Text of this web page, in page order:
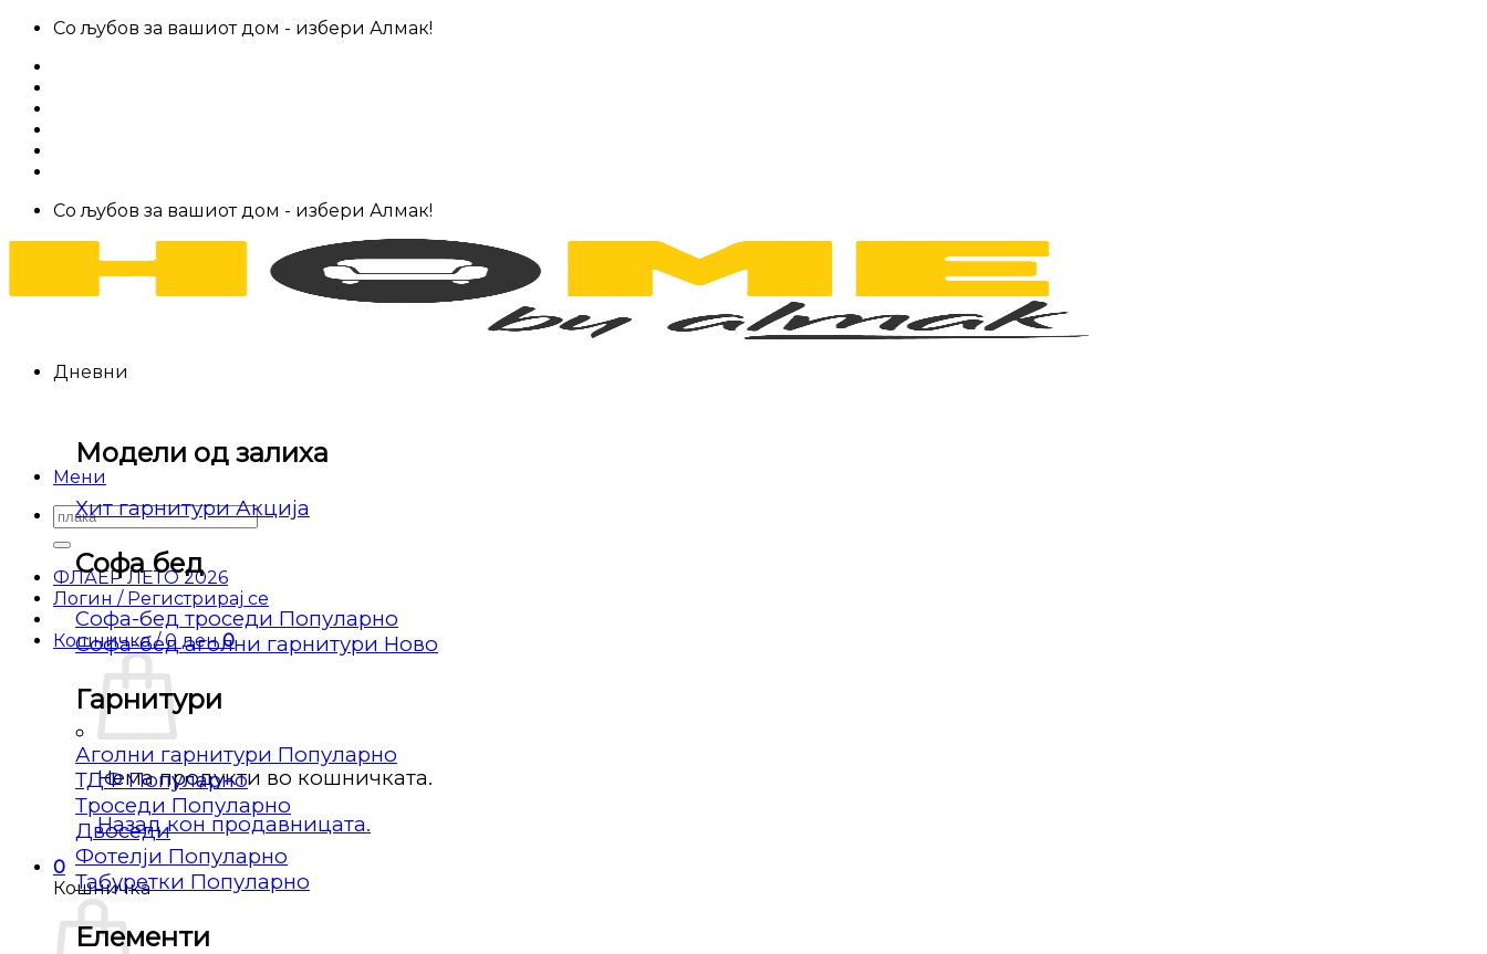
Skip
content
Со љубов за вашиот дом - избери Алмак!
Со љубов за вашиот дом - избери Алмак!
Мени
Барај
за:
ФЛАЕР ЛЕТО 2026
Логин / Регистрирај се
Кошничка /0 ден 0
Нема продукти во кошничката.
Назад кон продавницата.
0
Кошничка
Дневни
Модели од залиха
Хит гарнитури
Софа бед
Софа-бед троседи
Софа-бед аголни гарнитури
Гарнитури
Аголни гарнитури
ТДФ
Троседи
Двоседи
Фотелји
Табуретки
Елементи